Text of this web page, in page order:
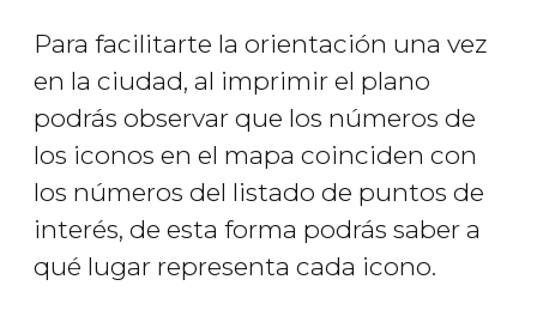
Para facilitarte la orientación una vez
en la ciudad, al imprimir el plano
podrás observar que los números de
los iconos en el mapa coinciden con
los números del listado de puntos de
interés, de esta forma podrás saber a
qué lugar representa cada icono.